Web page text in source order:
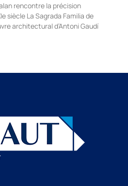
rencontre la précision
siècle La Sagrada Familia de
architectural d’Antoni Gaudí